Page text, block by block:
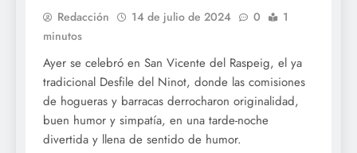
Redacción 14 de julio de 2024 0
1
minutos
Ayer se celebró en San Vicente del Raspeig, el ya
tradicional Desfile del Ninot, donde las comisiones
de hogueras y barracas derrocharon originalidad,
buen humor y simpatía, en una tarde-noche
divertida y llena de sentido de humor.